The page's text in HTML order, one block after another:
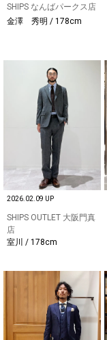
SHIPS なんばパークス店
金澤 秀明 / 178cm
2026.02.09 UP
SHIPS OUTLET 大阪門真
店
室川 / 178cm